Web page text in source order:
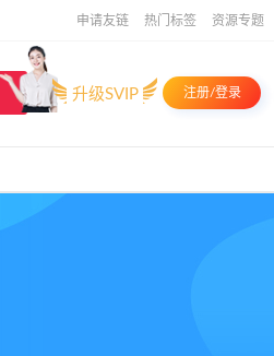
申请友链 热门标签 资源专题
升级SVIP 注册/登录